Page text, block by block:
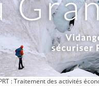
: Traitement des activités